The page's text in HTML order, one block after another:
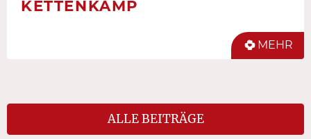
KETTENKAMP
MEHR
ALLE BEITRÄGE